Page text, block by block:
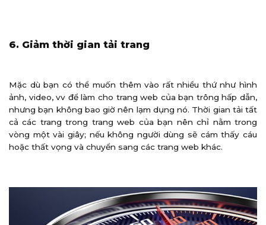
6. Giảm thời gian tải trang
Mặc dù bạn có thể muốn thêm vào rất nhiều thứ như hình
ảnh, video, vv để làm cho trang web của bạn trông hấp dẫn,
nhưng bạn không bao giờ nên lạm dụng nó. Thời gian tải tất
cả các trang trong trang web của bạn nên chỉ nằm trong
vòng một vài giây; nếu không người dùng sẽ cám thấy cáu
hoặc thất vọng và chuyển sang các trang web khác.